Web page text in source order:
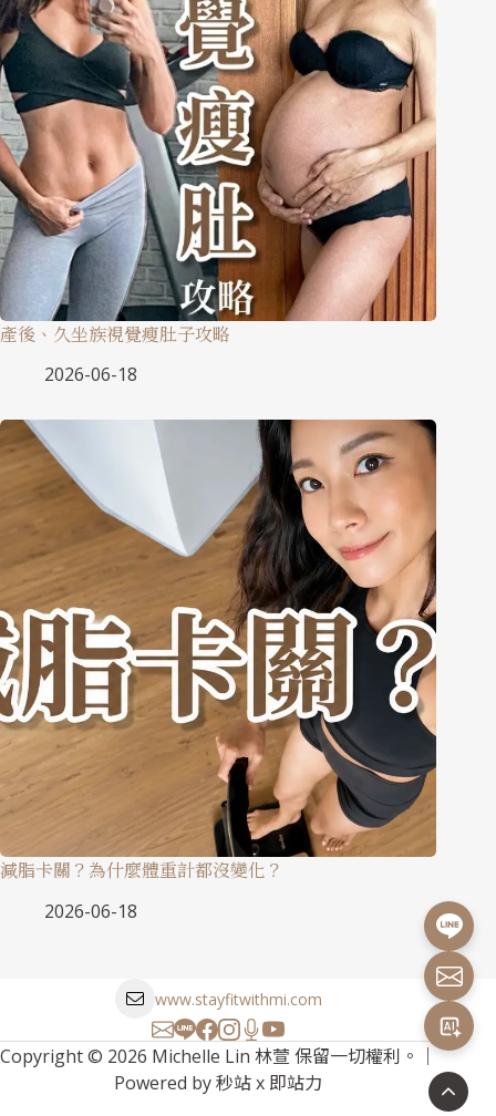
產後、久坐族視覺瘦肚子攻略
2026-06-18
減脂卡關？為什麼體重計都沒變化？
2026-06-18
www.stayfitwithmi.com
Copyright © 2026 Michelle Lin 林萱 保留一切權利。｜
Powered by秒站x 即站力